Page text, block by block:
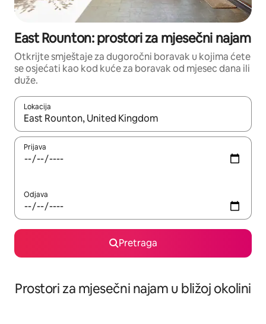
East Rounton: prostori za mjesečni najam
Otkrijte smještaje za dugoročni boravak u kojima ćete
se osjećati kao kod kuće za boravak od mjesec dana ili
duže.
Lokacija
Kad su rezultati dostupni, možete da se krećete kroz njih
Prijava
Odjava
Pretraga
Prostori za mjesečni najam u bližoj okolini